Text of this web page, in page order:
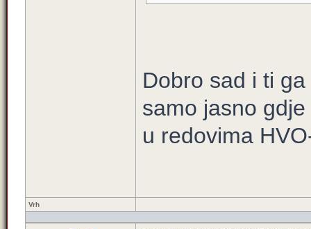
Dobro sad i ti
samo jasno
u redovima
Vrh